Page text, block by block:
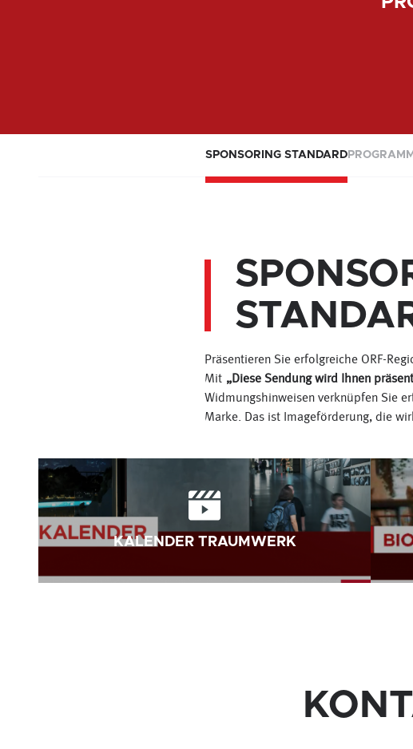
SPONSORING STANDARD
Präsentieren Sie erfolgreiche ORF-
Mit „Diese Sendung wird Ihnen
Widmungshinweisen verknüpfen Sie
Marke. Das ist Imageförderung, die
KALENDER TRAUMWERK